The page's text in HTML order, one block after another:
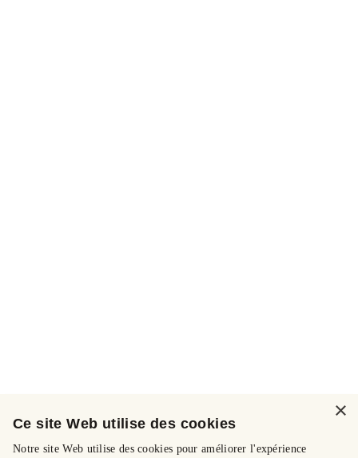
×
Ce site Web utilise des cookies
Notre site Web utilise des cookies pour améliorer l'expérience